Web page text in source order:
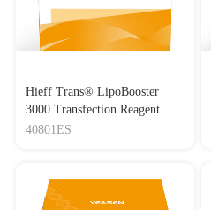
Hieff Trans® LipoBooster
3000 Transfection Reagent
Lipo3000转染试剂
40801ES